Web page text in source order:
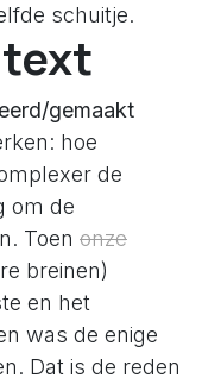
schuitje.
gemaakt
hoe
de
om de
Toen onze
breinen)
en het
was de enige
Dat is de reden